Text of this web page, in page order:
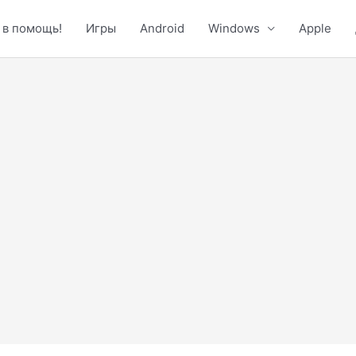
в помощь! Игры Android Windows Apple